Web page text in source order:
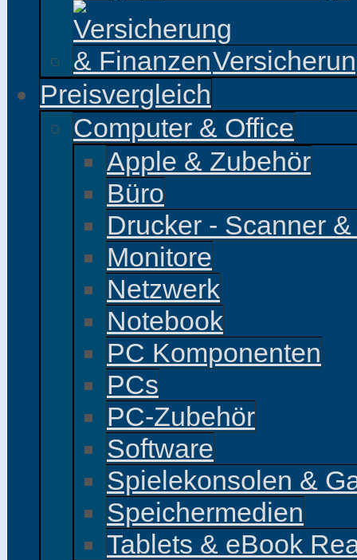
Preisvergleich
Computer & Office
Apple & Zubehör
Büro
Drucker - Scanner
Monitore
Netzwerk
Notebook
PC Komponenten
PCs
PC-Zubehör
Software
Spielekonsolen &
Speichermedien
Tablets & eBook